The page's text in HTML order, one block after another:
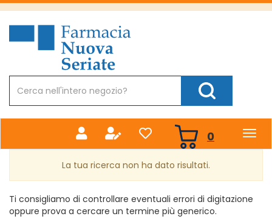
Passa
principale
Farmacia
Nuova
Prodotto
Cerca Prodotto
0 prodotti
inseriti
La tua ricerca non ha dato risultati.
Ti consigliamo di controllare eventuali errori di digitazione
oppure prova a cercare un termine più generico.